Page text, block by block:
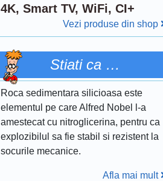
4K, Smart TV, WiFi, CI+
Vezi produse din shop
Stiati ca …
Roca sedimentara silicioasa este
elementul pe care Alfred Nobel l-a
amestecat cu nitroglicerina, pentru ca
explozibilul sa fie stabil si rezistent la
socurile mecanice.
Afla mai mult